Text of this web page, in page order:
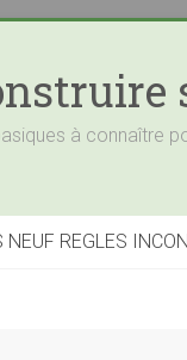
à connaître
NEUF REGLES